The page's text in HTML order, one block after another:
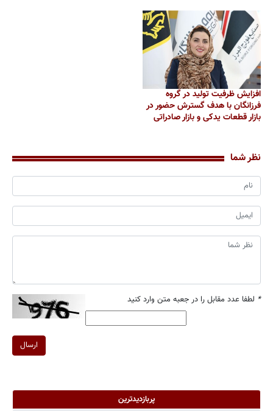
افزایش ظرفیت تولید در گروه
فرزانگان با هدف گسترش حضور در
بازار قطعات یدکی و بازار صادراتی
نظر شما
* لطفا عدد مقابل را در جعبه متن وارد کنید
ارسال
پربازدیدترین